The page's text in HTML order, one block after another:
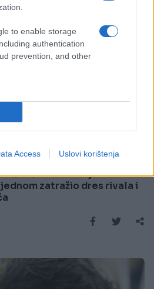
to enable storage
authentication
prevention, and other
Access Uslovi korištenja
U šta će se ovo dijete
zatražio dres rivala i